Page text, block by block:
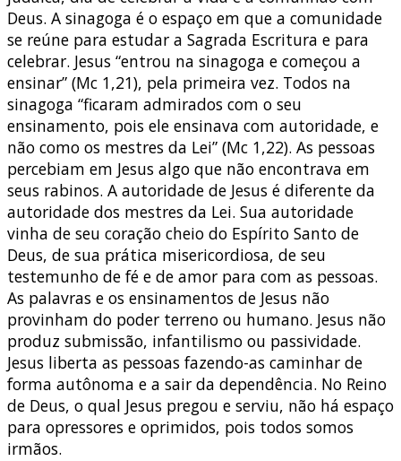
Deus. A sinagoga é o espaço em que a comunidade
se reúne para estudar a Sagrada Escritura e para
celebrar. Jesus “entrou na sinagoga e começou a
ensinar” (Mc 1,21), pela primeira vez. Todos na
sinagoga “ficaram admirados com o seu
ensinamento, pois ele ensinava com autoridade, e
não como os mestres da Lei” (Mc 1,22). As pessoas
percebiam em Jesus algo que não encontrava em
seus rabinos. A autoridade de Jesus é diferente da
autoridade dos mestres da Lei. Sua autoridade
vinha de seu coração cheio do Espírito Santo de
Deus, de sua prática misericordiosa, de seu
testemunho de fé e de amor para com as pessoas.
As palavras e os ensinamentos de Jesus não
provinham do poder terreno ou humano. Jesus não
produz submissão, infantilismo ou passividade.
Jesus liberta as pessoas fazendo-as caminhar de
forma autônoma e a sair da dependência. No Reino
de Deus, o qual Jesus pregou e serviu, não há espaço
para opressores e oprimidos, pois todos somos
irmãos.